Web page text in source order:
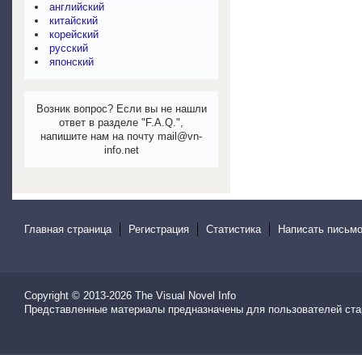
английский
китайский
корейский
русский
японский
Возник вопрос? Если вы не нашли
ответ в разделе "F.A.Q.",
напишите нам на почту mail@vn-
info.net
Главная страница Регистрация Статистика Написать
Copyright © 2013-2026 The Visual Novel Info
Представленные материалы предназначены для пользователей